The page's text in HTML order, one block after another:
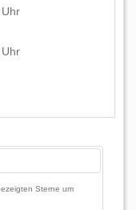
Sterne um